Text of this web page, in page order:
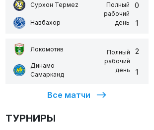
Сурхон Термеz
Навбахор
Полный
рабочий
день
0
1
Локомотив
Динамо
Самарканд
Полный
рабочий
день
2
1
Все матчи
ТУРНИРЫ